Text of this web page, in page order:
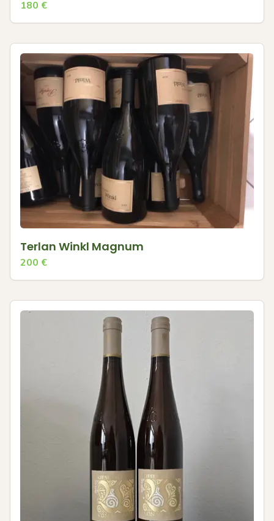
180 €
Terlan Winkl Magnum
200 €